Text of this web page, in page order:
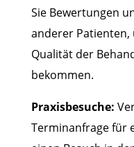
Sie Bewertungen
anderer Patienten,
Qualität der
bekommen.
Praxisbesuche:
Terminanfrage für